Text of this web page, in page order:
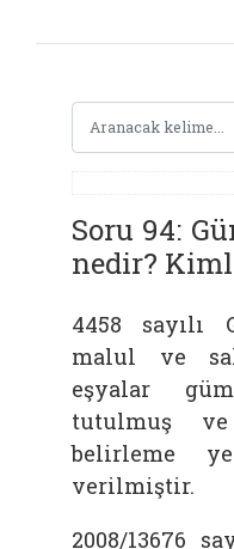
Soru 94:
nedir?
4458 sayılı
malul ve
eşyalar
tutulmuş
belirleme
verilmiştir.
2008/13676